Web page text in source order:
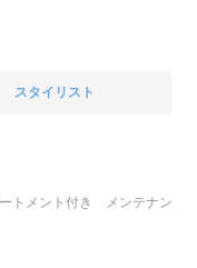
スタイリスト
トメント付き メンテナン